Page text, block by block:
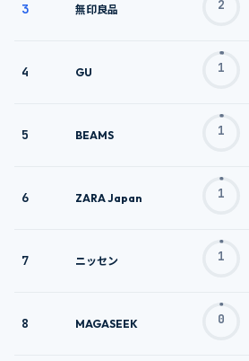
3 無印良品 2
4 GU 1
5 BEAMS 1
6 ZARA Japan 1
7 ニッセン 1
8 MAGASEEK 0